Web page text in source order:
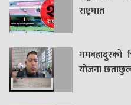
राष्ट्रघात
गमबहादुरकाे
याेजना